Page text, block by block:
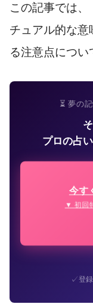
この記事では、
チュアル的な意
る注意点につい
⏳ 夢の
プロの占
今す
▼ 初回
✓登